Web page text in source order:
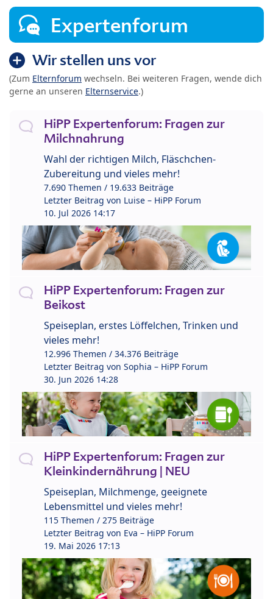
Expertenforum
Wir stellen uns vor
(Zum Elternforum wechseln. Bei weiteren Fragen, wende dich
gerne an unseren Elternservice.)
HiPP Expertenforum: Fragen zur
Milchnahrung
Wahl der richtigen Milch, Fläschchen-
Zubereitung und vieles mehr!
7.690 Themen / 19.633 Beiträge
Letzter Beitrag von Luise – HiPP Forum
10. Jul 2026 14:17
HiPP Expertenforum: Fragen zur
Beikost
Speiseplan, erstes Löffelchen, Trinken und
vieles mehr!
12.996 Themen / 34.376 Beiträge
Letzter Beitrag von Sophia – HiPP Forum
30. Jun 2026 14:28
HiPP Expertenforum: Fragen zur
Kleinkindernährung | NEU
Speiseplan, Milchmenge, geeignete
Lebensmittel und vieles mehr!
115 Themen / 275 Beiträge
Letzter Beitrag von Eva – HiPP Forum
19. Mai 2026 17:13